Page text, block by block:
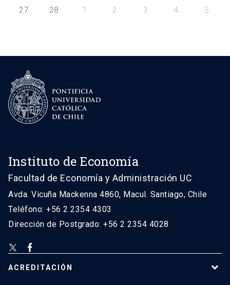
27 28 1 2 3 4 5
Instituto de Economía
Facultad de Economía y Administración UC
Avda. Vicuña Mackenna 4860, Macul. Santiago, Chile
Teléfono: +56 2 2354 4303
Dirección de Postgrado: +56 2 2354 4028
ACREDITACIÓN